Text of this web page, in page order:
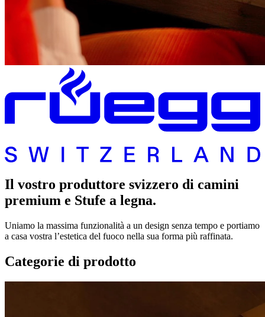
Il vostro produttore svizzero di camini
premium e Stufe a legna.
Uniamo la massima funzionalità a un design senza tempo e portiamo
a casa vostra l’estetica del fuoco nella sua forma più raffinata.
Categorie di prodotto